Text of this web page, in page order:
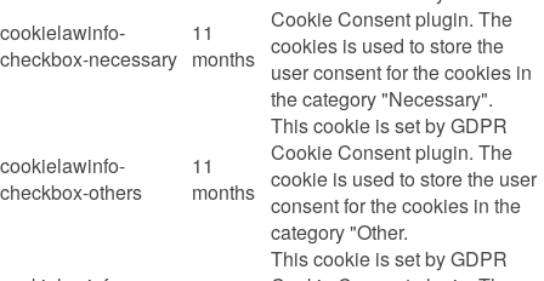
cookielawinfo-
checkbox-necessary
11
months
Cookie Consent plugin. The
cookies is used to store the
user consent for the cookies in
the category "Necessary".
cookielawinfo-
checkbox-others
11
months
This cookie is set by GDPR
Cookie Consent plugin. The
cookie is used to store the user
consent for the cookies in the
category "Other.
This cookie is set by GDPR